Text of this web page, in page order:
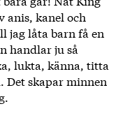
anis, kanel och
jag låta barn få en
handlar ju så
lukta, känna, titta
Det skapar minnen